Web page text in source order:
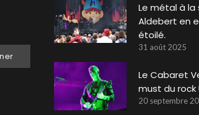
Le métal à
Aldebert en
étoilé.
31 août 2025
Le Cabaret
must du rock
20 septembre